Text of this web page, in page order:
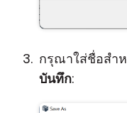
กรุณาใส่ชื่อสำ
บันทึก: